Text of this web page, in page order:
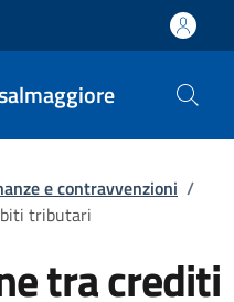
e contravvenzioni /
tributari
tra crediti